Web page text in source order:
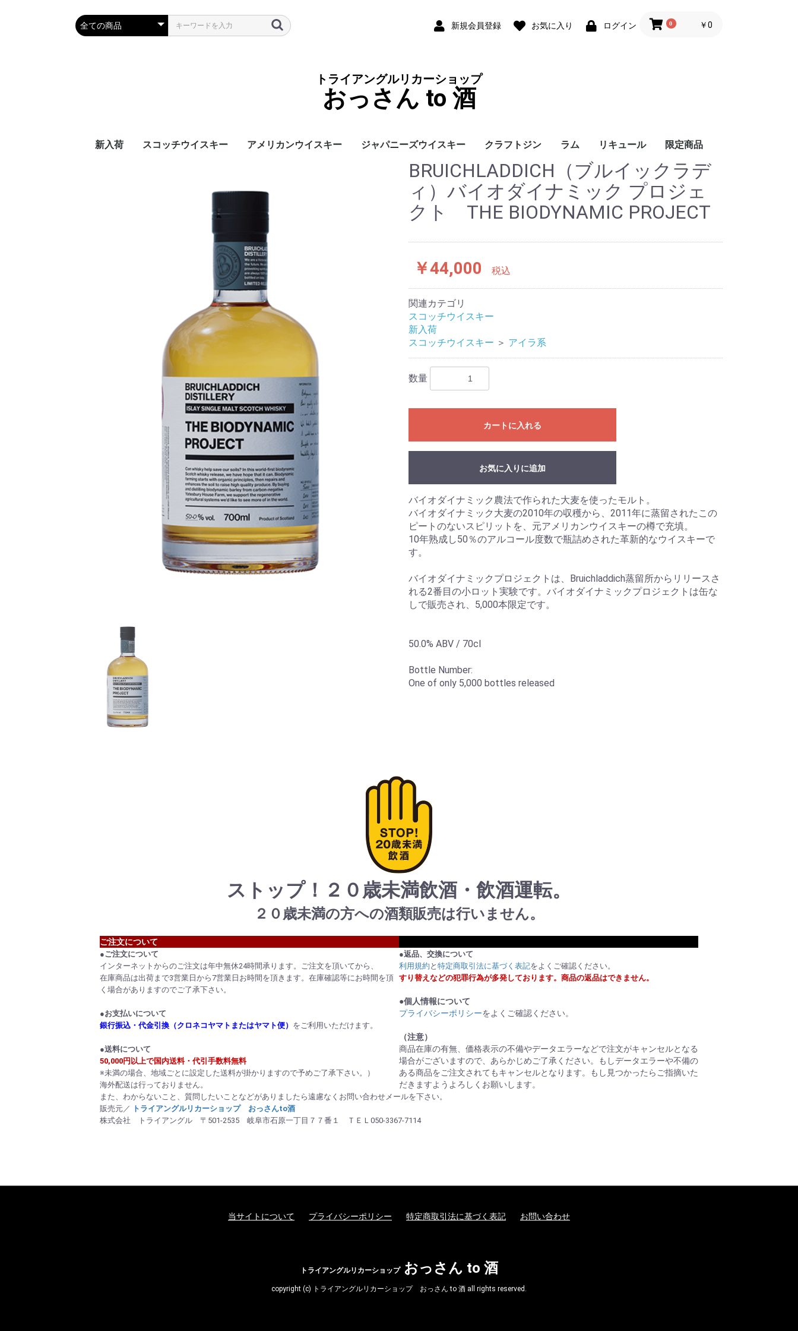
新規会員登録 お気に入り ログイン 0 ￥0
トライアングルリカーショップ
おっさん to 酒
新入荷 スコッチウイスキー アメリカンウイスキー ジャパニーズウイスキー クラフトジン
スコットランド産
ラム リキュール 限定商品
BRUICHLADDICH（ブルイックラデ
ィ）バイオダイナミック プロジェ
クト THE BIODYNAMIC PROJECT
￥44,000 税込
関連カテゴリ
スコッチウイスキー
新入荷
スコッチウイスキー ＞ アイラ系
数量
カートに入れる
お気に入りに追加
バイオダイナミック農法で作られた大麦を使ったモルト。
バイオダイナミック大麦の2010年の収穫から、2011年に蒸留されたこの
ピートのないスピリットを、元アメリカンウイスキーの樽で充填。
10年熟成し50％のアルコール度数で瓶詰めされた革新的なウイスキーで
す。
バイオダイナミックプロジェクトは、Bruichladdich蒸留所からリリースさ
れる2番目の小ロット実験です。バイオダイナミックプロジェクトは缶な
しで販売され、5,000本限定です。
50.0% ABV / 70cl
Bottle Number:
One of only 5,000 bottles released
ストップ！２０歳未満飲酒・飲酒運転。
２０歳未満の方への酒類販売は行いません。
ご注文について
●ご注文について
インターネットからのご注文は年中無休24時間承ります。ご注文を頂いてから、
在庫商品は出荷まで3営業日から7営業日お時間を頂きます。在庫確認等にお時間を頂
く場合がありますのでご了承下さい。
●お支払いについて
銀行振込・代金引換（クロネコヤマトまたはヤマト便） をご利用いただけます。
●送料について
50,000円以上で国内送料・代引手数料無料
※未満の場合、地域ごとに設定した送料が掛かりますので予めご了承下さい。）
海外配送は行っておりません。
●返品、交換について
利用規約 と 特定商取引法に基づく表記をよくご確認ください。
すり替えなどの犯罪行為が多発しております。商品の返品はできません。
●個人情報について
プライバシーポリシーをよくご確認ください。
（注意）
商品在庫の有無、価格表示の不備やデータエラーなどで注文がキャンセルとなる
場合がございますので、あらかじめご了承ください。もしデータエラーや不備の
ある商品をご注文されてもキャンセルとなります。もし見つかったらご指摘いた
だきますようよろしくお願いします。
また、わからないこと、質問したいことなどがありましたら遠慮なくお問い合わせメールを下さい。
販売元／
トライアングルリカーショップ おっさんto酒
株式会社 トライアングル 〒501-2535 岐阜市石原一丁目７７番１ ＴＥＬ050-3367-7114
当サイトについて プライバシーポリシー 特定商取引法に基づく表記 お問い合わせ
トライアングルリカーショップ おっさん to 酒
copyright (c) トライアングルリカーショップ おっさん to 酒 all rights reserved.